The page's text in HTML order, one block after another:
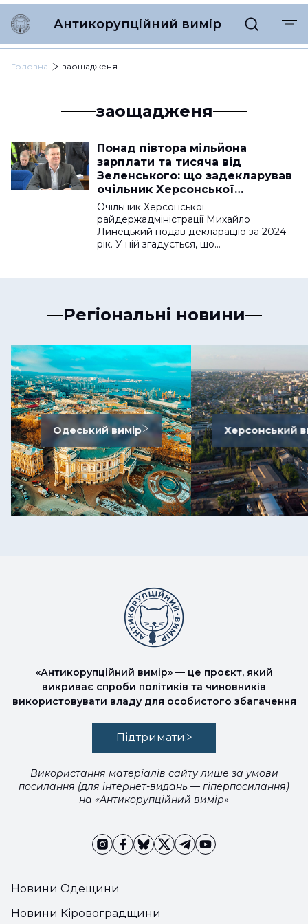
Антикорупційний вимір
Головна заощадженя
заощадженя
Понад півтора мільйона
зарплати та тисяча від
Зеленського: що задекларував
очільник Херсонської
райдержадміністрації
Очільник Херсонської
райдержадміністрації Михайло
Линецький подав декларацію за 2024
рік. У ній згадується, що…
Регіональні новини
Одеський вимір Херсонський
Новини Одещини
Новини Кіровоградщини
«Антикорупційний вимір» — це проєкт, який
викриває спроби політиків та чиновників
використовувати владу для особистого збагачення
Підтримати
Використання матеріалів сайту лише за умови
посилання (для інтернет-видань — гіперпосилання)
на «Антикорупційний вимір»